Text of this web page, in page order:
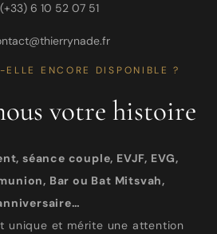
(+33) 6 10 52 07 51
ELLE ENCORE DISPONIBLE ?
votre histoire
séance couple, EVJF, EVG,
Bar ou Bat Mitsvah,
unique et mérite une attention